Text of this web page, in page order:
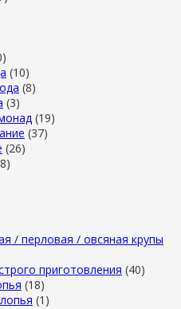
(10)
(8)
(3)
(19)
(37)
(26)
/ перловая / овсяная крупы
приготовления (40)
(18)
(1)